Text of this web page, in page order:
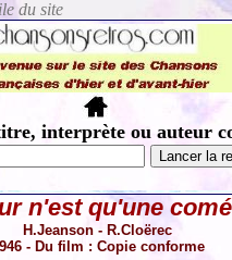
interprète ou auteur
n'est qu'une
H.Jeanson - R.Cloërec
- Du film : Copie conforme